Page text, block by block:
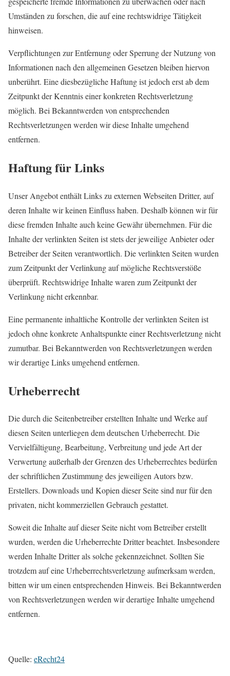
Umständen zu forschen, die auf eine rechtswidrige Tätigkeit
hinweisen.
Verpflichtungen zur Entfernung oder Sperrung der Nutzung von
Informationen nach den allgemeinen Gesetzen bleiben hiervon
unberührt. Eine diesbezügliche Haftung ist jedoch erst ab dem
Zeitpunkt der Kenntnis einer konkreten Rechtsverletzung
möglich. Bei Bekanntwerden von entsprechenden
Rechtsverletzungen werden wir diese Inhalte umgehend
entfernen.
Haftung für Links
Unser Angebot enthält Links zu externen Webseiten Dritter, auf
deren Inhalte wir keinen Einfluss haben. Deshalb können wir für
diese fremden Inhalte auch keine Gewähr übernehmen. Für die
Inhalte der verlinkten Seiten ist stets der jeweilige Anbieter oder
Betreiber der Seiten verantwortlich. Die verlinkten Seiten wurden
zum Zeitpunkt der Verlinkung auf mögliche Rechtsverstöße
überprüft. Rechtswidrige Inhalte waren zum Zeitpunkt der
Verlinkung nicht erkennbar.
Eine permanente inhaltliche Kontrolle der verlinkten Seiten ist
jedoch ohne konkrete Anhaltspunkte einer Rechtsverletzung nicht
zumutbar. Bei Bekanntwerden von Rechtsverletzungen werden
wir derartige Links umgehend entfernen.
Urheberrecht
Die durch die Seitenbetreiber erstellten Inhalte und Werke auf
diesen Seiten unterliegen dem deutschen Urheberrecht. Die
Vervielfältigung, Bearbeitung, Verbreitung und jede Art der
Verwertung außerhalb der Grenzen des Urheberrechtes bedürfen
der schriftlichen Zustimmung des jeweiligen Autors bzw.
Erstellers. Downloads und Kopien dieser Seite sind nur für den
privaten, nicht kommerziellen Gebrauch gestattet.
Soweit die Inhalte auf dieser Seite nicht vom Betreiber erstellt
wurden, werden die Urheberrechte Dritter beachtet. Insbesondere
werden Inhalte Dritter als solche gekennzeichnet. Sollten Sie
trotzdem auf eine Urheberrechtsverletzung aufmerksam werden,
bitten wir um einen entsprechenden Hinweis. Bei Bekanntwerden
von Rechtsverletzungen werden wir derartige Inhalte umgehend
entfernen.
Quelle: eRecht24